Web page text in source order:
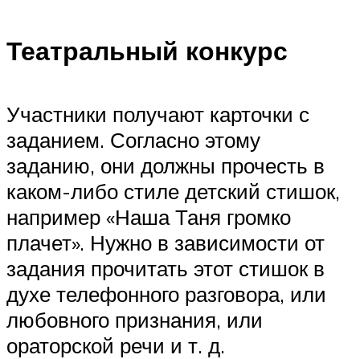
Театральный конкурс
Участники получают карточки с
заданием. Согласно этому
заданию, они должны прочесть в
каком-либо стиле детский стишок,
например «Наша Таня громко
плачет». Нужно в зависимости от
задания прочитать этот стишок в
духе телефонного разговора, или
любовного признания, или
ораторской речи и т. д.